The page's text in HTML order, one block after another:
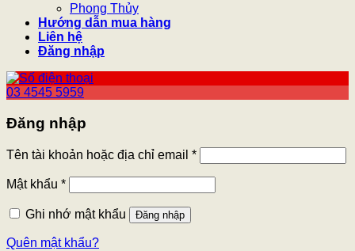
Phong Thủy
Hướng dẫn mua hàng
Liên hệ
Đăng nhập
03 4545 5959
Đăng nhập
Tên tài khoản hoặc địa chỉ email *
Mật khẩu *
Ghi nhớ mật khẩu Đăng nhập
Quên mật khẩu?